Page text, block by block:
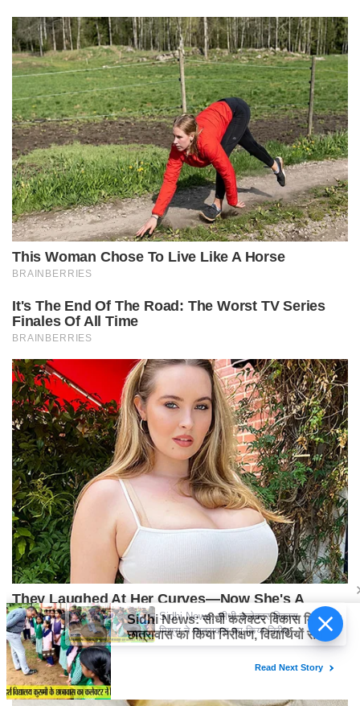
Sidhi News: सीधी कलेक्टर विकास
मिश्रा ने छात्रावास का किया निरीक्षण,
विद्यार्थियों संग किया रात्रि भोजन